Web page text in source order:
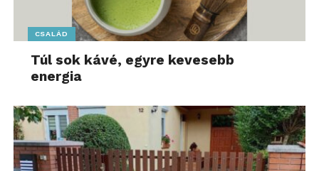
CSALÁD
Túl sok kávé, egyre kevesebb
energia